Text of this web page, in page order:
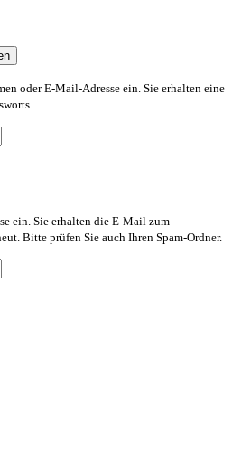
oder E-Mail-Adresse ein. Sie erhalten eine
ein. Sie erhalten die E-Mail zum
Bitte prüfen Sie auch Ihren Spam-Ordner.